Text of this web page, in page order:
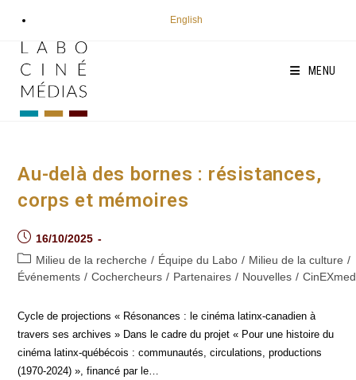
contenu
English
MENU
Au-delà des bornes : résistances,
corps et mémoires
Post
published:
16/10/2025
Post
category:
Milieu de la recherche / Équipe du Labo / Milieu de la culture /
Événements / Cochercheurs / Partenaires / Nouvelles /
Cycle de projections « Résonances : le cinéma latinx-canadien à
travers ses archives » Dans le cadre du projet « Pour une histoire du
cinéma latinx-québécois : communautés, circulations, productions
(1970-2024) », financé par le…